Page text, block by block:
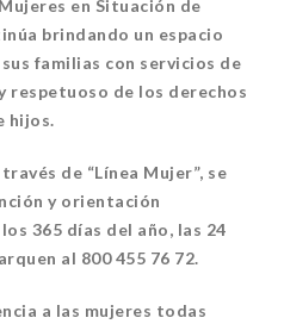
en Situación de
brindando un espacio
familias con servicios de
respetuoso de los derechos
hijos.
de “Línea Mujer”, se
y orientación
365 días del año, las 24
al 800 455 76 72.
a las mujeres todas